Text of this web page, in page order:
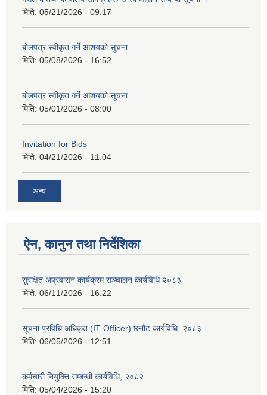
मिति: 05/21/2026 - 09:17
बोलपत्र स्वीकृत गर्ने आशयको सूचना
मिति: 05/08/2026 - 16:52
बोलपत्र स्वीकृत गर्ने आशयको सूचना
मिति: 05/01/2026 - 08:00
Invitation for Bids
मिति: 04/21/2026 - 11:04
अन्य
ऐन, कानुन तथा निर्देशिका
सुरक्षित अप्रवासन कार्यक्रम सञ्चालन कार्यविधि २०८३
मिति: 06/11/2026 - 16:22
सूचना प्रविधि अधिकृत (IT Officer) छनौट कार्यविधि, २०८३
मिति: 06/05/2026 - 12:51
कर्मचारी नियुक्ति सम्बन्धी कार्यविधि, २०८२
मिति: 05/04/2026 - 15:20